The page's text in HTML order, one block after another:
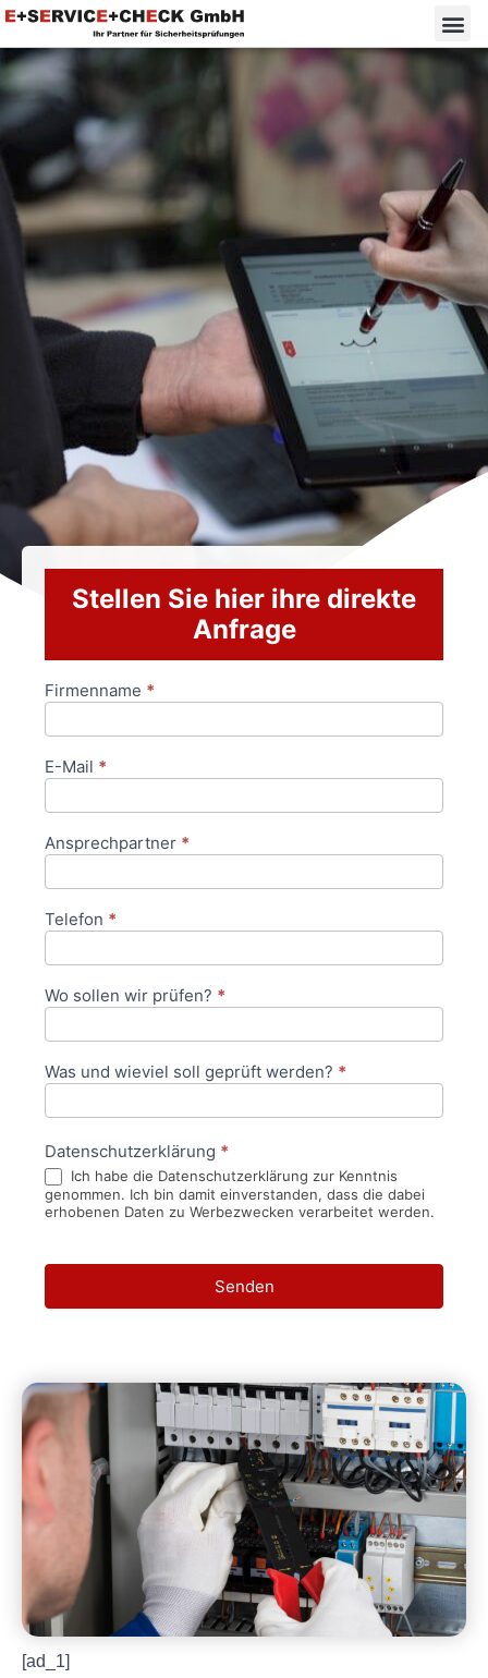
Stellen Sie hier ihre direkte
Anfrage
Anfrageformular
Firmenname *
E-Mail *
Ansprechpartner *
Telefon *
Wo sollen wir prüfen? *
Was und wieviel soll geprüft werden? *
Datenschutzerklärung *
Ich habe die Datenschutzerklärung zur Kenntnis
genommen. Ich bin damit einverstanden, dass die dabei
erhobenen Daten zu Werbezwecken verarbeitet werden.
Senden
[ad_1]